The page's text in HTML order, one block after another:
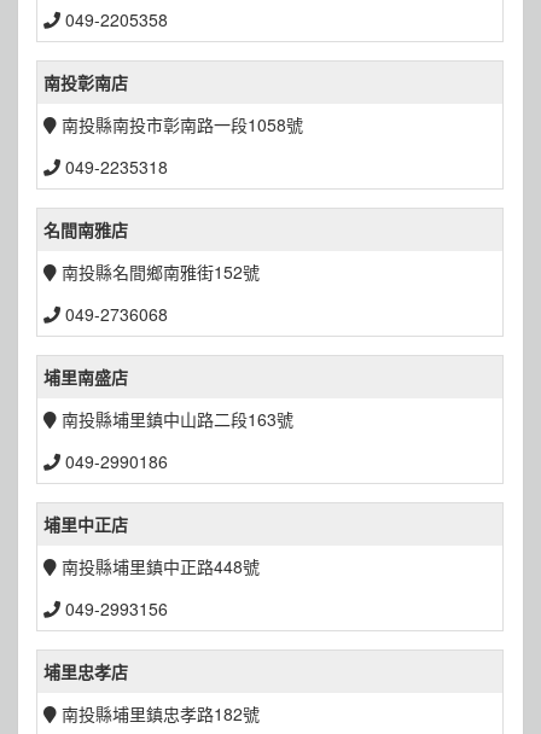
049-2205358
南投彰南店
南投縣南投市彰南路一段1058號
049-2235318
名間南雅店
南投縣名間鄉南雅街152號
049-2736068
埔里南盛店
南投縣埔里鎮中山路二段163號
049-2990186
埔里中正店
南投縣埔里鎮中正路448號
049-2993156
埔里忠孝店
南投縣埔里鎮忠孝路182號